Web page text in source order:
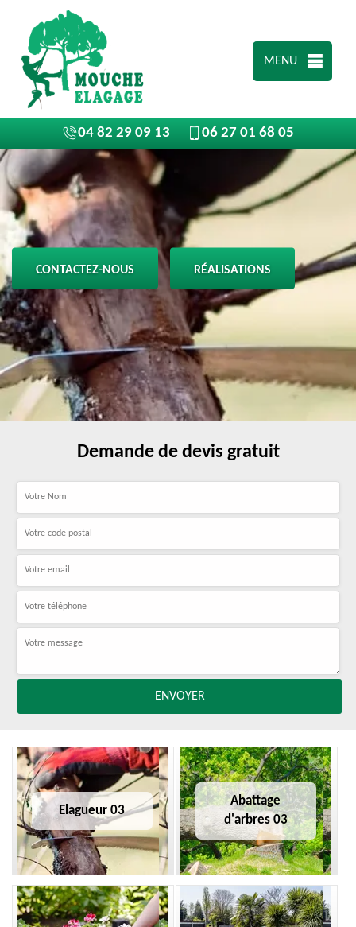
MENU
04 82 29 09 13 06 27 01 68 05
CONTACTEZ-NOUS RÉALISATIONS
Demande de devis gratuit
Elagueur 03
Abattage
d'arbres 03